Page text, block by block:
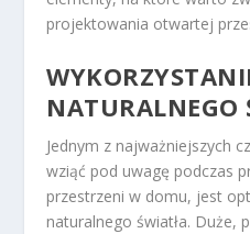
projektowania otwartej
NATURALNEGO
Jednym z najważniejszych
wziąć pod uwagę podczas
przestrzeni w domu, jest
naturalnego światła. Duże,